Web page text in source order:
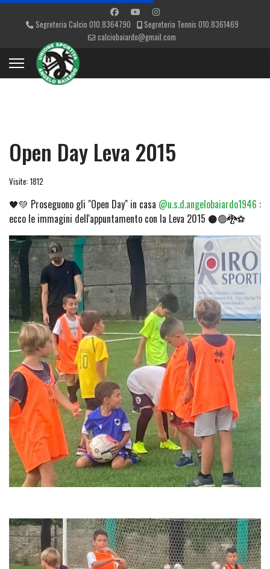
Segreteria Calcio 010.8364790
Segreteria Tennis 010.8361469
calciobaiardo@gmail.com
Open Day Leva 2015
Visite: 1812
🖤💚 Proseguono gli "Open Day" in casa @u.s.d.angelobaiardo1946 :
ecco le immagini dell'appuntamento con la Leva 2015 ⚫🟢🐉⚽